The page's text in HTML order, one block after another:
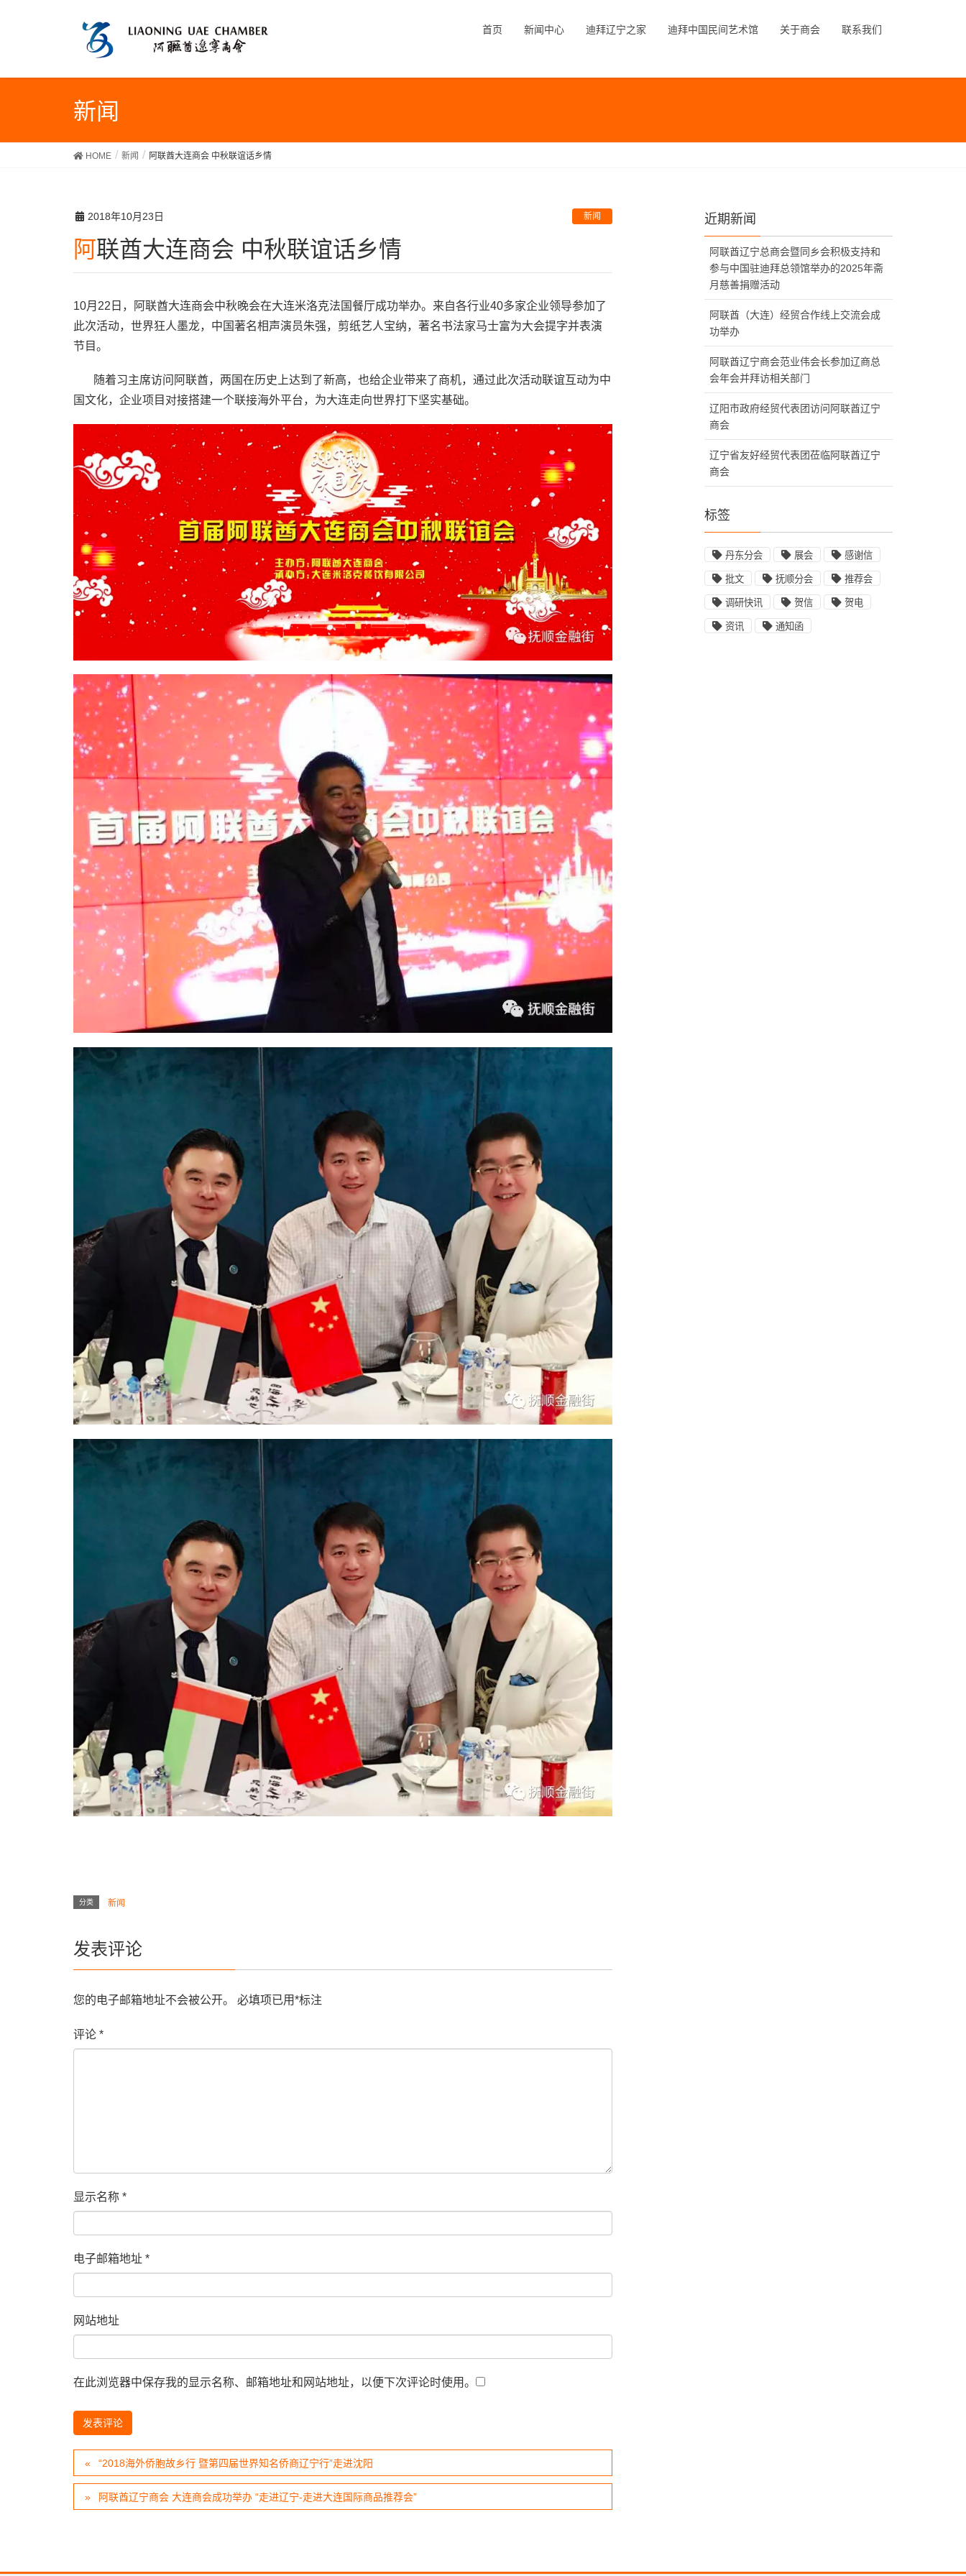
首页 新闻中心 迪拜辽宁之家 迪拜中国民间艺术馆 关于商会 联系我们
新闻
HOME 新闻 阿联酋大连商会 中秋联谊话乡情
2018年10月23日 新闻
阿联酋大连商会 中秋联谊话乡情
10月22日，阿联酋大连商会中秋晚会在大连米洛克法国餐厅成功举办。来自各行业40多家企业领导参加了
此次活动，世界狂人墨龙，中国著名相声演员朱强，剪纸艺人宝纳，著名书法家马士富为大会提字并表演
节目。
随着习主席访问阿联酋，两国在历史上达到了新高，也给企业带来了商机，通过此次活动联谊互动为中
国文化，企业项目对接搭建一个联接海外平台，为大连走向世界打下坚实基础。
分类 新闻
发表评论
您的电子邮箱地址不会被公开。 必填项已用*标注
评论 *
显示名称 *
电子邮箱地址 *
网站地址
在此浏览器中保存我的显示名称、邮箱地址和网站地址，以便下次评论时使用。
“2018海外侨胞故乡行 暨第四届世界知名侨商辽宁行”走进沈阳
阿联酋辽宁商会 大连商会成功举办 “走进辽宁-走进大连国际商品推荐会”
近期新闻
阿联酋辽宁总商会暨同乡会积极支持和
参与中国驻迪拜总领馆举办的2025年斋
月慈善捐赠活动
阿联酋（大连）经贸合作线上交流会成
功举办
阿联酋辽宁商会范业伟会长参加辽商总
会年会并拜访相关部门
辽阳市政府经贸代表团访问阿联酋辽宁
商会
辽宁省友好经贸代表团莅临阿联酋辽宁
商会
标签
丹东分会 展会 感谢信
批文 抚顺分会 推荐会
调研快讯 贺信 贺电
资讯 通知函